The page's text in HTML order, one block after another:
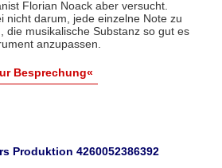
Florian Noack aber versucht.
nicht darum, jede einzelne Note zu
die musikalische Substanz so gut es
anzupassen.
Besprechung«
Produktion 4260052386392